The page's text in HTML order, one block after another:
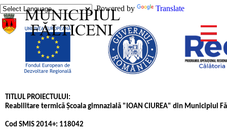
Powered by Translate
TITLUL PROIECTULUI:
Reabilitare termică Şcoala gimnazială "IOAN CIUREA" din Municipiul
Cod SMIS 2014+: 118042